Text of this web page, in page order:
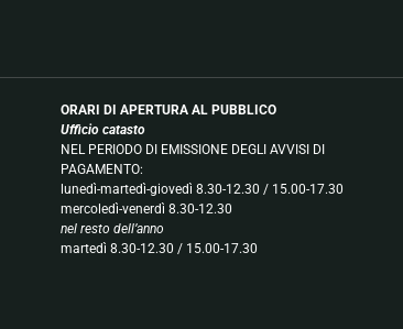
ORARI DI APERTURA AL PUBBLICO
Ufficio catasto
NEL PERIODO DI EMISSIONE DEGLI AVVISI DI
PAGAMENTO:
lunedì-martedì-giovedì 8.30-12.30 / 15.00-17.30
mercoledì-venerdì 8.30-12.30
nel resto dell’anno
martedì 8.30-12.30 / 15.00-17.30